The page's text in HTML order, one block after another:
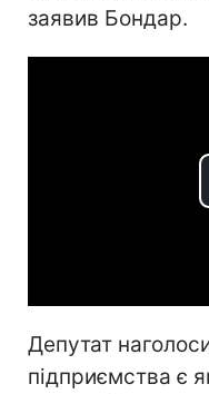
заявив Бондар.
Депутат
підприємства є